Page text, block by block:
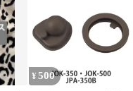
¥ 500